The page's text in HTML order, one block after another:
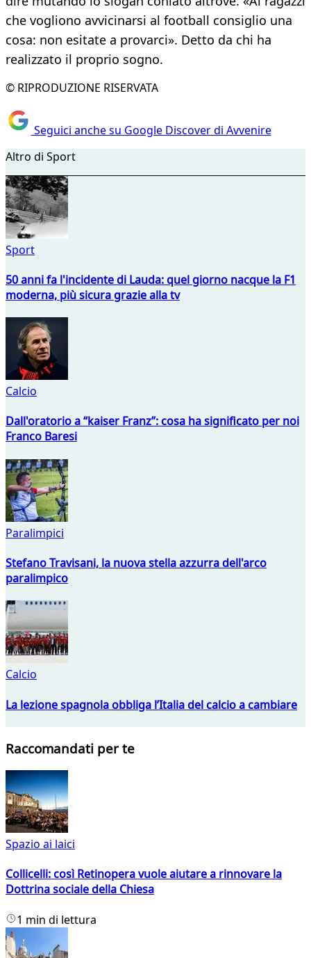
che vogliono avvicinarsi al football consiglio una
cosa: non esitate a provarci». Detto da chi ha
realizzato il proprio sogno.
© RIPRODUZIONE RISERVATA
Seguici anche su Google Discover di Avvenire
Altro di Sport
Sport
50 anni fa l'incidente di Lauda: quel giorno nacque la F1
moderna, più sicura grazie alla tv
Calcio
Dall'oratorio a “kaiser Franz”: cosa ha significato per noi
Franco Baresi
Paralimpici
Stefano Travisani, la nuova stella azzurra dell'arco
paralimpico
Calcio
La lezione spagnola obbliga l’Italia del calcio a cambiare
Raccomandati per te
Spazio ai laici
Collicelli: così Retinopera vuole aiutare a rinnovare la
Dottrina sociale della Chiesa
1 min di lettura